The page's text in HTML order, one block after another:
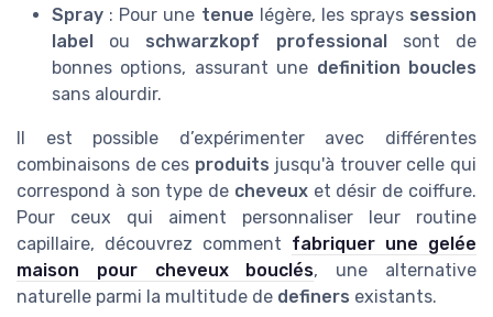
Spray : Pour une tenue légère, les sprays session
label ou schwarzkopf professionalsont de
bonnes options, assurant une definition boucles
sans alourdir.
Il est possible d’expérimenter avec différentes
combinaisons de ces produits jusqu'à trouver celle qui
correspond à son type de cheveuxet désir de coiffure.
Pour ceux qui aiment personnaliser leur routine
capillaire, découvrez comment fabriquer une gelée
maison pour cheveux bouclés, une alternative
naturelle parmi la multitude de definers existants.